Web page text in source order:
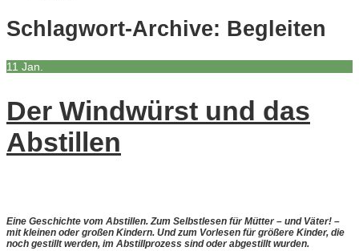
Schlagwort-Archive: Begleiten
11 Jan.
Der Windwürst und das
Abstillen
Eine Geschichte vom Abstillen. Zum Selbstlesen für Mütter – und Väter! –
mit kleinen oder großen Kindern. Und zum Vorlesen für größere Kinder, die
noch gestillt werden, im Abstillprozess sind oder abgestillt wurden.